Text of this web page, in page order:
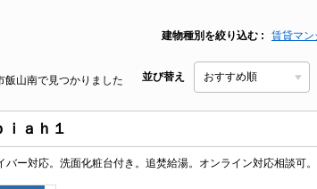
建物種別を絞り込む 賃貸マン
飯山南で見つかりました 並び替え
ｉａｈ１
ー対応。洗面化粧台付き。追焚給湯。オンライン対応相談可。